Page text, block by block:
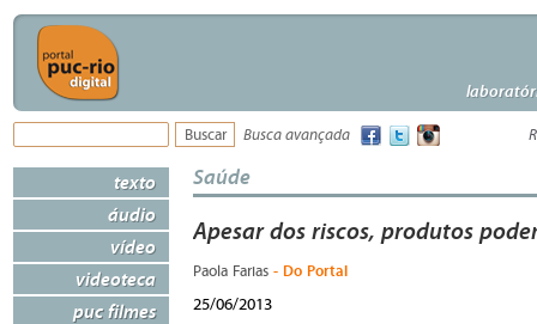
Busca avançada
texto
áudio
vídeo
videoteca
puc filmes
Saúde
Apesar dos riscos, produtos
Paola Farias - Do Portal
25/06/2013